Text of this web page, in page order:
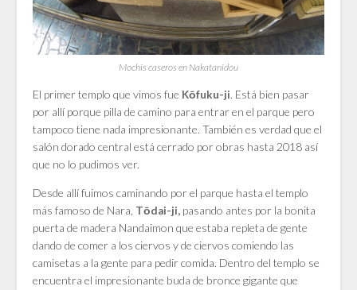
Mochis caseros en Nakatanidou
El primer templo que vimos fue Kōfuku-ji. Está bien pasar
por allí porque pilla de camino para entrar en el parque pero
tampoco tiene nada impresionante. También es verdad que el
salón dorado central está cerrado por obras hasta 2018 así
que no lo pudimos ver.
Desde allí fuimos caminando por el parque hasta el templo
más famoso de Nara, Tōdai-ji, pasando antes por la bonita
puerta de madera Nandaimon que estaba repleta de gente
dando de comer a los ciervos y de ciervos comiendo las
camisetas a la gente para pedir comida. Dentro del templo se
encuentra el impresionante buda de bronce gigante que